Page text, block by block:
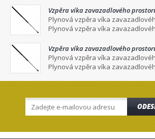
Vzpěra víka zavazadlového
Plynová vzpěra víka
Plynová vzpěra víka
Vzpěra víka zavazadlového
Plynová vzpěra víka
Plynová vzpěra víka